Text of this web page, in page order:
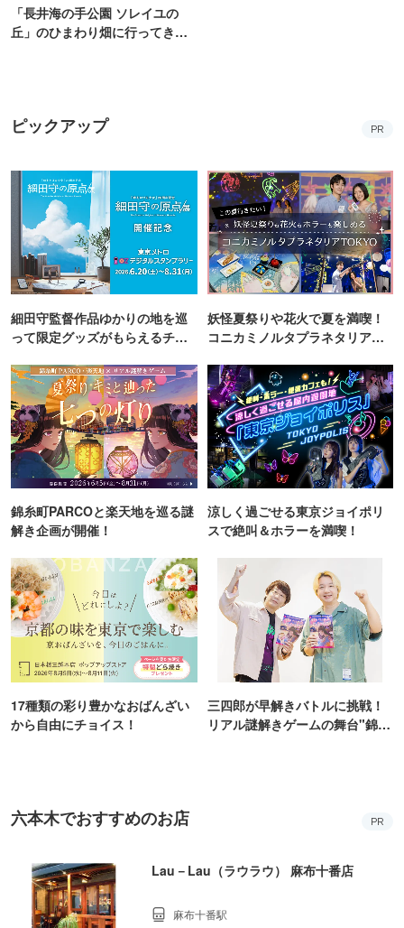
「長井海の手公園 ソレイユの
丘」のひまわり畑に行ってき
ピックアップ PR
細田守監督作品ゆかりの地を巡
って限定グッズがもらえるチャ
妖怪夏祭りや花火で夏を満喫！
コニカミノルタプラネタリア
錦糸町PARCOと楽天地を巡る謎
解き企画が開催！
涼しく過ごせる東京ジョイポリ
スで絶叫＆ホラーを満喫！
17種類の彩り豊かなおばんざい
から自由にチョイス！
三四郎が早解きバトルに挑戦！
リアル謎解きゲームの舞台"錦糸
六本木でおすすめのお店 PR
Lau－Lau（ラウラウ） 麻布十番店
麻布十番駅